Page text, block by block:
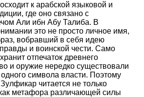
к арабской языковой и
где оно связано с
Али ибн Абу Талиба. В
это не просто личное имя,
вобравший в себя идею
и воинской чести. Само
отпечаток древнего
и оружие нередко существовали
символа власти. Поэтому
читается не только
метафора различающей силы